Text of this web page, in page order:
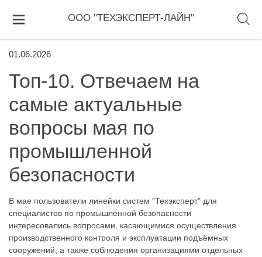
ООО "ТЕХЭКСПЕРТ-ЛАЙН"
01.06.2026
Топ-10. Отвечаем на
самые актуальные
вопросы мая по
промышленной
безопасности
В мае пользователи линейки систем "Техэксперт" для
специалистов по промышленной безопасности
интересовались вопросами, касающимися осуществления
производственного контроля и эксплуатации подъёмных
сооружений, а также соблюдения организациями отдельных